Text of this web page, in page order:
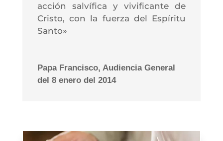
acción salvífica y vivificante de
Cristo, con la fuerza del Espíritu
Santo»
Papa Francisco, Audiencia General
del 8 enero del 2014